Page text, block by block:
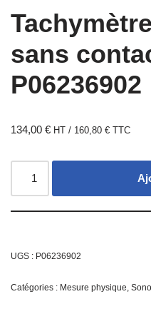
sans
P06236902
134,00 € HT / 160,80 € TTC
UGS : P06236902
Catégories : Mesure physique,